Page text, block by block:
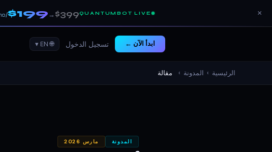
QUANTUMBOT LIVE
$399
→
$199
/mo ×
🌐 EN ▾ تسجيل الدخول ابدأ الآن ←
الرئيسية › المدونة › مقالة
المدونة مارس 2026